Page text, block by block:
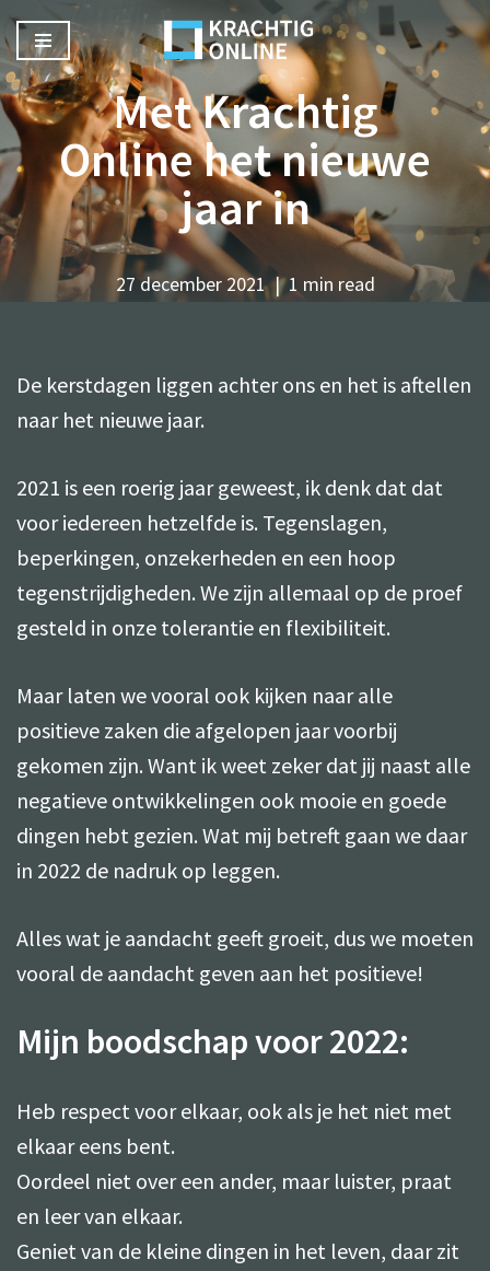
Ga
naar
de
inhoud
Met Krachtig
Online het nieuwe
jaar in
27 december 2021 1 min read
De kerstdagen liggen achter ons en het is aftellen
naar het nieuwe jaar.
2021 is een roerig jaar geweest, ik denk dat dat
voor iedereen hetzelfde is. Tegenslagen,
beperkingen, onzekerheden en een hoop
tegenstrijdigheden. We zijn allemaal op de proef
gesteld in onze tolerantie en flexibiliteit.
Maar laten we vooral ook kijken naar alle
positieve zaken die afgelopen jaar voorbij
gekomen zijn. Want ik weet zeker dat jij naast alle
negatieve ontwikkelingen ook mooie en goede
dingen hebt gezien. Wat mij betreft gaan we daar
in 2022 de nadruk op leggen.
Alles wat je aandacht geeft groeit, dus we moeten
vooral de aandacht geven aan het positieve!
Mijn boodschap voor 2022:
Heb respect voor elkaar, ook als je het niet met
elkaar eens bent.
Oordeel niet over een ander, maar luister, praat
en leer van elkaar.
Geniet van de kleine dingen in het leven, daar zit